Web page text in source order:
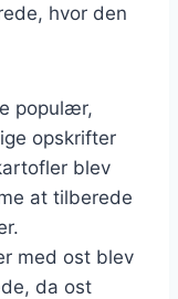
hvor den
populær,
opskrifter
blev
at tilberede
med ost blev
da ost